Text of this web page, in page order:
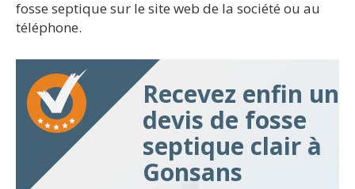
fosse septique sur le site web de la société ou au
téléphone.
Recevez enfin un
devis de fosse
septique clair à
Gonsans